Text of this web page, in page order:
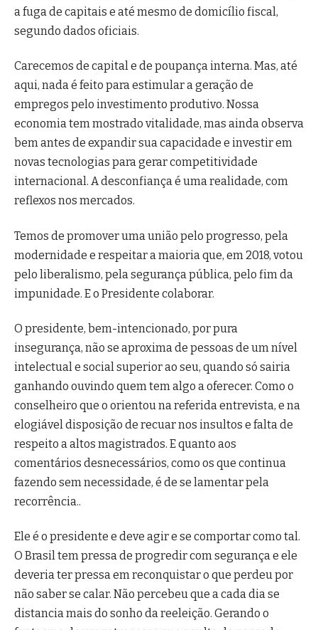
a fuga de capitais e até mesmo de domicílio fiscal,
segundo dados oficiais.
Carecemos de capital e de poupança interna. Mas, até
aqui, nada é feito para estimular a geração de
empregos pelo investimento produtivo. Nossa
economia tem mostrado vitalidade, mas ainda observa
bem antes de expandir sua capacidade e investir em
novas tecnologias para gerar competitividade
internacional. A desconfiança é uma realidade, com
reflexos nos mercados.
Temos de promover uma união pelo progresso, pela
modernidade e respeitar a maioria que, em 2018, votou
pelo liberalismo, pela segurança pública, pelo fim da
impunidade. E o Presidente colaborar.
O presidente, bem-intencionado, por pura
insegurança, não se aproxima de pessoas de um nível
intelectual e social superior ao seu, quando só sairia
ganhando ouvindo quem tem algo a oferecer. Como o
conselheiro que o orientou na referida entrevista, e na
elogiável disposição de recuar nos insultos e falta de
respeito a altos magistrados. E quanto aos
comentários desnecessários, como os que continua
fazendo sem necessidade, é de se lamentar pela
recorrência..
Ele é o presidente e deve agir e se comportar como tal.
O Brasil tem pressa de progredir com segurança e ele
deveria ter pressa em reconquistar o que perdeu por
não saber se calar. Não percebeu que a cada dia se
distancia mais do sonho da reeleição. Gerando o